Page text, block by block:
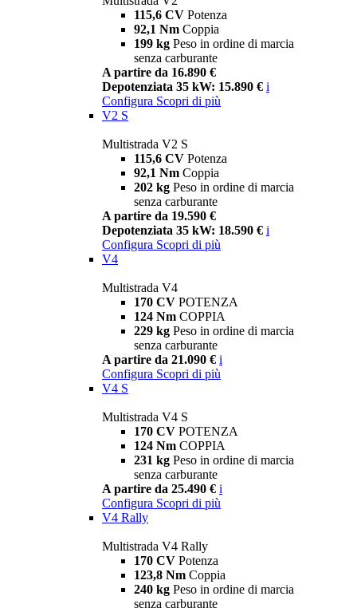
115,6 CV Potenza
92,1 Nm Coppia
199 kg Peso in ordine di marcia
senza carburante
A partire da 16.890 €
Depotenziata 35 kW: 15.890 € i
Configura Scopri di più
V2 S
Multistrada V2 S
115,6 CV Potenza
92,1 Nm Coppia
202 kg Peso in ordine di marcia
senza carburante
A partire da 19.590 €
Depotenziata 35 kW: 18.590 € i
Configura Scopri di più
V4
Multistrada V4
170 CV POTENZA
124 Nm COPPIA
229 kg Peso in ordine di marcia
senza carburante
A partire da 21.090 € i
Configura Scopri di più
V4 S
Multistrada V4 S
170 CV POTENZA
124 Nm COPPIA
231 kg Peso in ordine di marcia
senza carburante
A partire da 25.490 € i
Configura Scopri di più
V4 Rally
Multistrada V4 Rally
170 CV Potenza
123,8 Nm Coppia
240 kg Peso in ordine di marcia
senza carburante